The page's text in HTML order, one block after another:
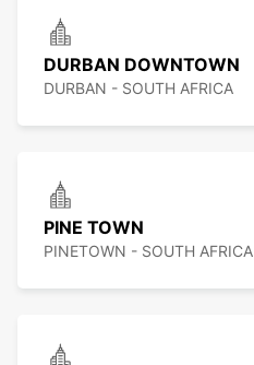
DURBAN DOWNTOWN
DURBAN - SOUTH AFRICA
PINE TOWN
PINETOWN - SOUTH AFRICA